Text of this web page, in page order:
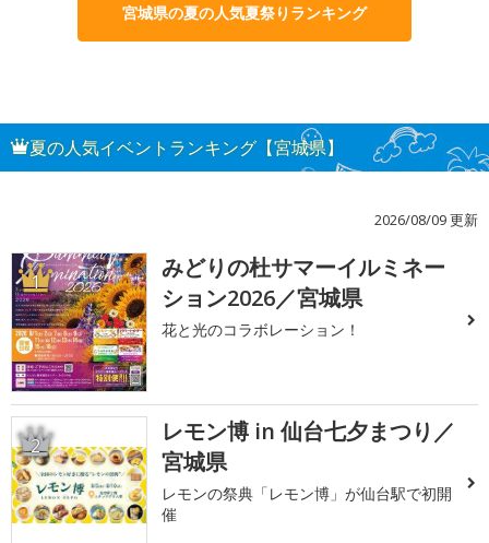
宮城県の夏の人気夏祭りランキング
夏の人気イベントランキング【宮城県】
2026/08/09 更新
1
みどりの杜サマーイルミネー
ション2026／宮城県
花と光のコラボレーション！
2
レモン博 in 仙台七夕まつり／
宮城県
レモンの祭典「レモン博」が仙台駅で初開
催